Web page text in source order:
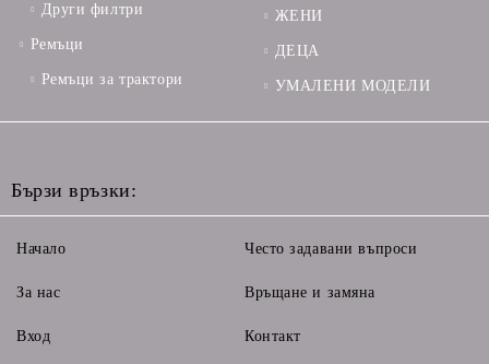
Други филтри
Ремъци
Ремъци за трактори
ЖЕНИ
ДЕЦА
УМАЛЕНИ МОДЕЛИ
Бързи връзки:
Начало
За нас
Вход
Често задавани въпроси
Връщане и замяна
Контакт